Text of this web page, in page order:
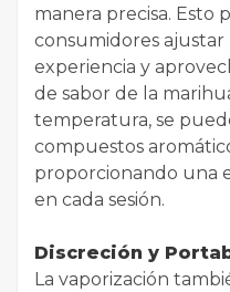
manera precisa. Esto
consumidores ajustar
experiencia y
de sabor de la
temperatura, se
compuestos
proporcionando una
en cada sesión.
Discreción y
La vaporización